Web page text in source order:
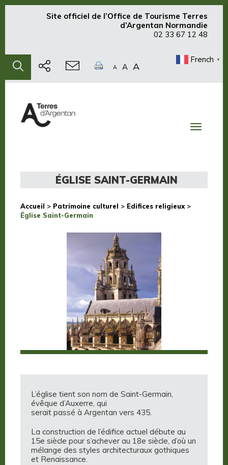
Site officiel de l’Office de Tourisme Terres
d’Argentan Normandie
02 33 67 12 48
A A A
French ▼
Toggle
ÉGLISE SAINT-GERMAIN
Accueil > Patrimoine culturel > Edifices religieux >
Église Saint-Germain
L’église tient son nom de Saint-Germain,
évêque d’Auxerre, qui
serait passé à Argentan vers 435.
La construction de l’édifice actuel débute au
15e siècle pour s’achever au 18e siècle, d’où un
mélange des styles architecturaux gothiques
et Renaissance.